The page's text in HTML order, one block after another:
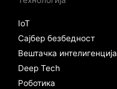
IoT
Сајбер безбедност
Вештачка интелигенција
Deep Tech
Роботика